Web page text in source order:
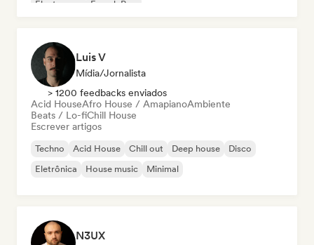
Electropop
French Pop
Luis V
Mídia/Jornalista
> 1200 feedbacks enviados
Acid HouseAfro House / AmapianoAmbiente
Beats / Lo-fiChill House
Escrever artigos
Techno Acid House Chill out Deep house
Disco
Eletrônica
House music Minimal
N3UX